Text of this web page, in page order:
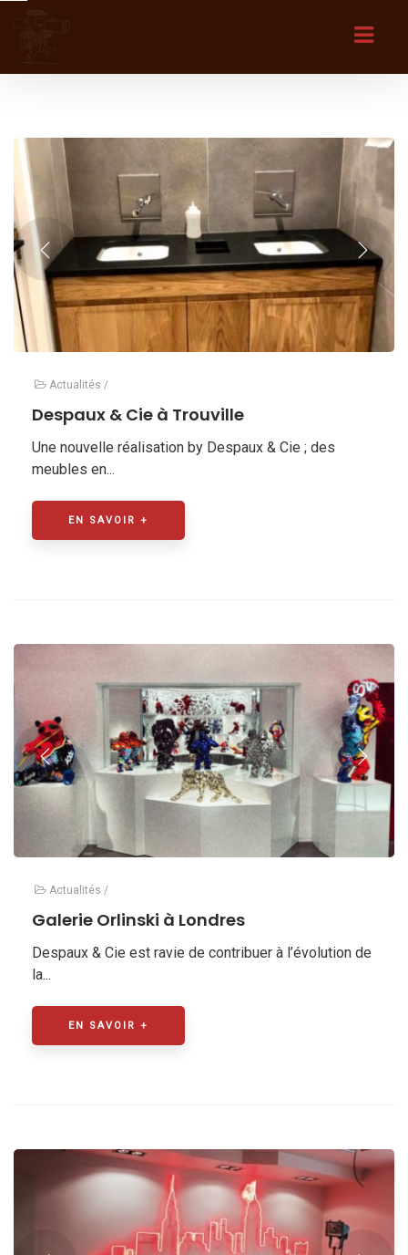
Actualités /
Despaux & Cie à Trouville
Une nouvelle réalisation by Despaux & Cie ; des
meubles en...
EN SAVOIR +
Actualités /
Galerie Orlinski à Londres
Despaux & Cie est ravie de contribuer à l’évolution de
la...
EN SAVOIR +